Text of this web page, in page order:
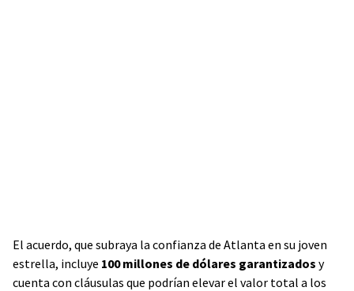
El acuerdo, que subraya la confianza de Atlanta en su joven
estrella, incluye 100 millones de dólares garantizados y
cuenta con cláusulas que podrían elevar el valor total a los